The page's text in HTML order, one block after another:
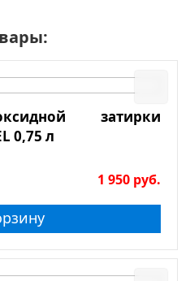
затирки
0,75 л
1 950 руб.